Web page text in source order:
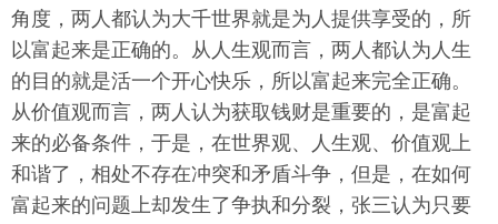
角度，两人都认为大千世界就是为人提供享受的，所
以富起来是正确的。从人生观而言，两人都认为人生
的目的就是活一个开心快乐，所以富起来完全正确。
从价值观而言，两人认为获取钱财是重要的，是富起
来的必备条件，于是，在世界观、人生观、价值观上
和谐了，相处不存在冲突和矛盾斗争，但是，在如何
富起来的问题上却发生了争执和分裂，张三认为只要